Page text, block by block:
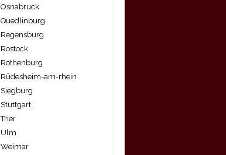
Osnabruck
Quedlinburg
Regensburg
Rostock
Rothenburg
Rüdesheim-am-rhein
Siegburg
Stuttgart
Trier
Ulm
Weimar